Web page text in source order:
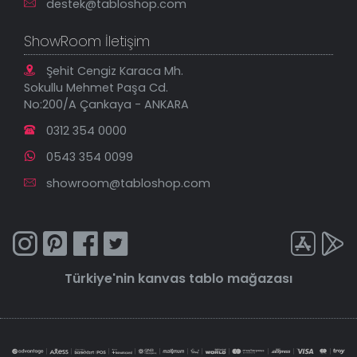
destek@tabloshop.com
ShowRoom İletişim
Şehit Cengiz Karaca Mh.
Sokullu Mehmet Paşa Cd.
No:200/A Çankaya - ANKARA
0312 354 0000
0543 354 0099
showroom@tabloshop.com
Türkiye'nin kanvas tablo mağazası